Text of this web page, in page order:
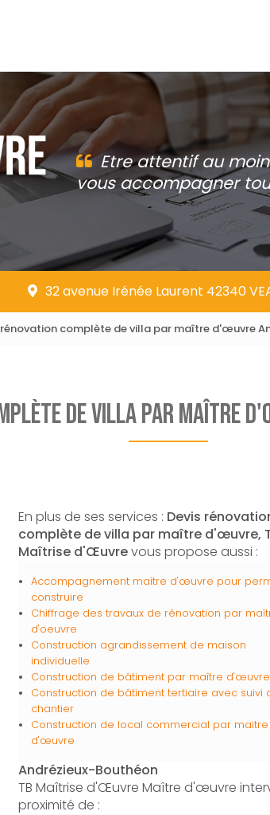
Etre attentif au
vous accompagner
32 avenue Irénée Laurent 42340
rénovation complète de villa par maître d'œuvre
de villa par maître
En plus de ses services : Devis
complète de villa par maître d'œuvre,
Maîtrise d'Œuvrevous propose aussi :
Accompagnement maître d'œuvre pour
construire
Chiffrage des travaux de rénovation par
d'oeuvre
Construction agrandissement de maison
individuelle
Construction de bâtiment par maître d'œuvre
Construction de bâtiment tertiaire avec suivi
chantier
Construction de local commercial par maitre
d'œuvre
Andrézieux-Bouthéon
TB Maîtrise d'Œuvre Maître d'œuvre
proximité de :